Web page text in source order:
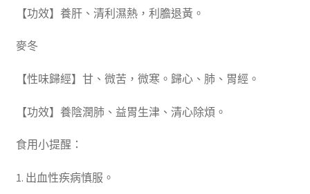
【功效】養肝、清利濕熱，利膽退黃。
麥冬
【性味歸經】甘、微苦，微寒。歸心、肺、胃經。
【功效】養陰潤肺、益胃生津、清心除煩。
食用小提醒：
1. 出血性疾病慎服。